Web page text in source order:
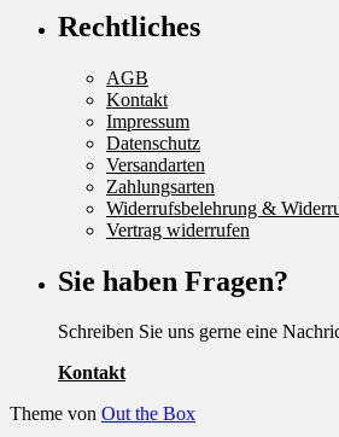
Rechtliches
AGB
Kontakt
Impressum
Datenschutz
Versandarten
Zahlungsarten
Widerrufsbelehrung &
Vertrag widerrufen
Sie haben Fragen?
Schreiben Sie uns gerne eine
Kontakt
Theme von Out the Box